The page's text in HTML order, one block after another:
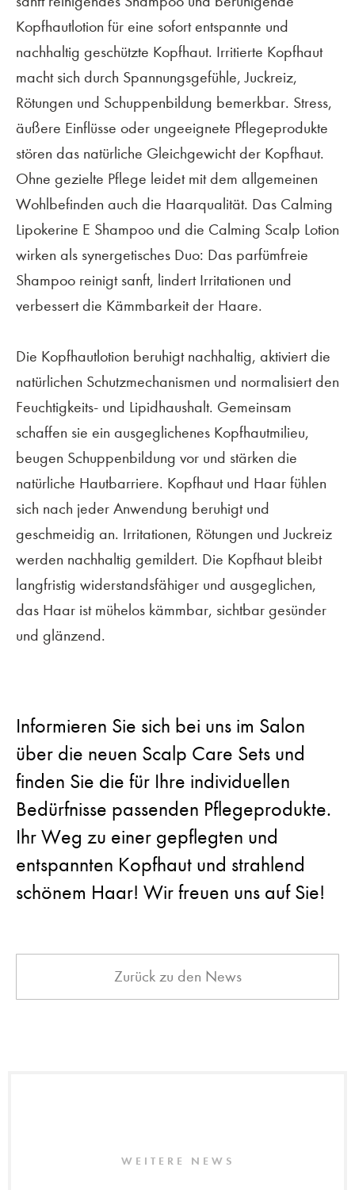
Kopfhautlotion für eine sofort entspannte und
nachhaltig geschützte Kopfhaut. Irritierte Kopfhaut
macht sich durch Spannungsgefühle, Juckreiz,
Rötungen und Schuppenbildung bemerkbar. Stress,
äußere Einflüsse oder ungeeignete Pflegeprodukte
stören das natürliche Gleichgewicht der Kopfhaut.
Ohne gezielte Pflege leidet mit dem allgemeinen
Wohlbefinden auch die Haarqualität. Das Calming
Lipokerine E Shampoo und die Calming Scalp Lotion
wirken als synergetisches Duo: Das parfümfreie
Shampoo reinigt sanft, lindert Irritationen und
verbessert die Kämmbarkeit der Haare.
Die Kopfhautlotion beruhigt nachhaltig, aktiviert die
natürlichen Schutzmechanismen und normalisiert den
Feuchtigkeits- und Lipidhaushalt. Gemeinsam
schaffen sie ein ausgeglichenes Kopfhautmilieu,
beugen Schuppenbildung vor und stärken die
natürliche Hautbarriere. Kopfhaut und Haar fühlen
sich nach jeder Anwendung beruhigt und
geschmeidig an. Irritationen, Rötungen und Juckreiz
werden nachhaltig gemildert. Die Kopfhaut bleibt
langfristig widerstandsfähiger und ausgeglichen,
das Haar ist mühelos kämmbar, sichtbar gesünder
und glänzend.
Informieren Sie sich bei uns im Salon
über die neuen Scalp Care Sets und
finden Sie die für Ihre individuellen
Bedürfnisse passenden Pflegeprodukte.
Ihr Weg zu einer gepflegten und
entspannten Kopfhaut und strahlend
schönem Haar! Wir freuen uns auf Sie!
Zurück zu den News
WEITERE NEWS